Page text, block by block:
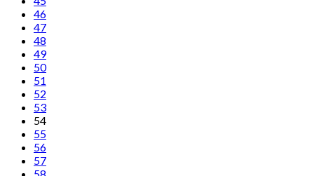
46
47
48
49
50
51
52
53
54
55
56
57